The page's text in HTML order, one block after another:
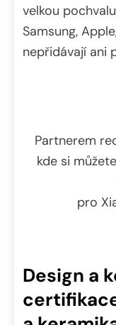
velkou
Samsung,
nepřidávají ani
Partnerem
kde si
pro
Design a